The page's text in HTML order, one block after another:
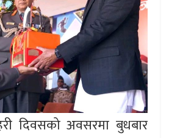
दिवसको अवसरमा बुधबार